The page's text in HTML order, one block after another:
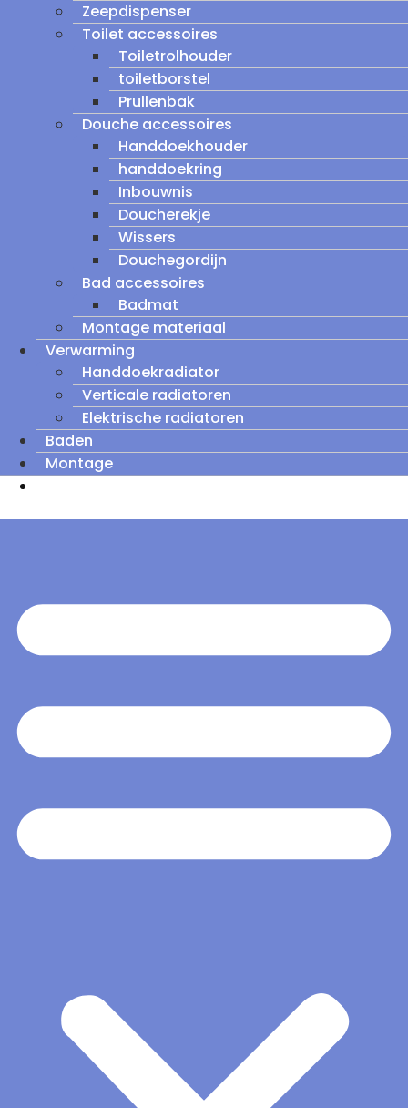
Zeepdispenser
Toilet accessoires
Toiletrolhouder
toiletborstel
Prullenbak
Douche accessoires
Handdoekhouder
handdoekring
Inbouwnis
Doucherekje
Wissers
Douchegordijn
Bad accessoires
Badmat
Montage materiaal
Verwarming
Handdoekradiator
Verticale radiatoren
Elektrische radiatoren
Baden
Montage